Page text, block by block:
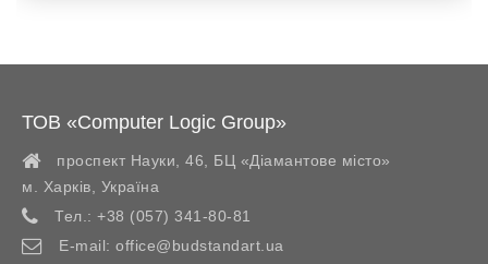
ТОВ «Computer Logic Group»
проспект Науки, 46, БЦ «Діамантове місто»
м. Харків
Україна
Тел.: +38 (057) 341-80-81
E-mail: office@budstandart.ua